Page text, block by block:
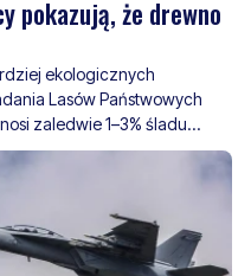
Lasów Państwowych
zaledwie 1–3% śladu
produktów, a lasy
węgla niż emitują.